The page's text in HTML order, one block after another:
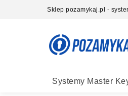
Sklep pozamykaj.pl -
Systemy Master